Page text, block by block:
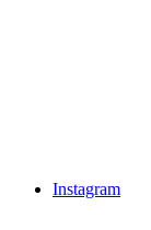
Instagram